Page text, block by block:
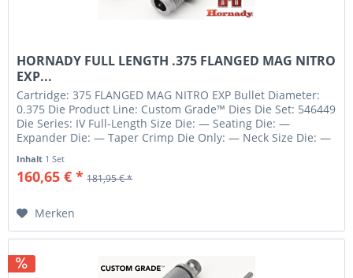
HORNADY FULL LENGTH .375 FLANGED MAG NITRO
EXP...
Cartridge: 375 FLANGED MAG NITRO EXP Bullet Diameter:
0.375 Die Product Line: Custom Grade™ Dies Die Set: 546449
Die Series: IV Full-Length Size Die: — Seating Die: —
Expander Die: — Taper Crimp Die Only: — Neck Size Die: —
Inhalt 1 Set
160,65 € * 181,95 € *
Merken